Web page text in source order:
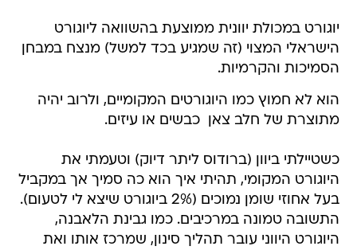
יוגורט במכולת יוונית ממוצעת בהשוואה ליוגורט
הישראלי המצוי (זה שמגיע בכד למשל) מנצח במבחן
הסמיכות והקרמיות.
הוא לא חמוץ כמו היוגורטים המקומיים, ולרוב יהיה
מתוצרת של חלב צאן  כבשים או עיזים.
כשטיילתי ביוון (ברודוס ליתר דיוק) וטעמתי את
היוגורט המקומי, תהיתי איך הוא כה סמיך אך במקביל
בעל אחוזי שומן נמוכים (2% ביוגורט שיצא לי לטעום).
התשובה טמונה במרכיבים. כמו גבינת הלאבנה,
היוגורט היווני עובר תהליך סינון, שמרכז אותו ואת